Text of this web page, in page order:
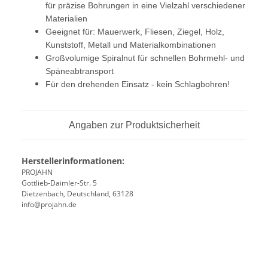
für präzise Bohrungen in eine Vielzahl verschiedener
Materialien
Geeignet für: Mauerwerk, Fliesen, Ziegel, Holz,
Kunststoff, Metall und Materialkombinationen
Großvolumige Spiralnut für schnellen Bohrmehl- und
Späneabtransport
Für den drehenden Einsatz - kein Schlagbohren!
Angaben zur Produktsicherheit
Herstellerinformationen:
PROJAHN
Gottlieb-Daimler-Str. 5
Dietzenbach, Deutschland, 63128
info@projahn.de